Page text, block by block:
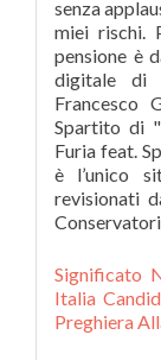
Significato
Italia
Preghiera